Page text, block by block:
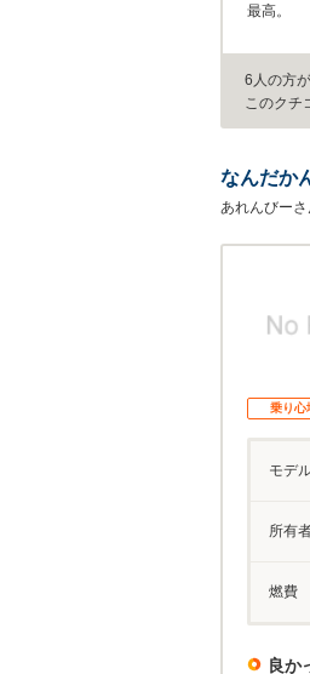
最高。
6人の方
このクチ
なんだか
あれんびーさ
乗り心
モデ
所有
燃費
良か